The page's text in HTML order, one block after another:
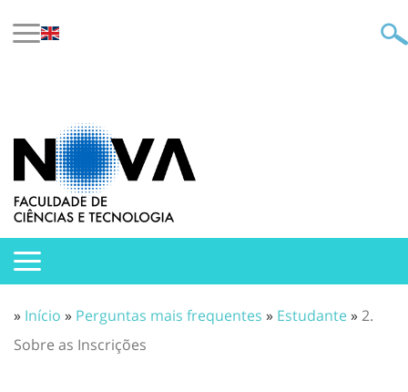
» Início » Perguntas mais frequentes » Estudante»2.
Sobre as Inscrições